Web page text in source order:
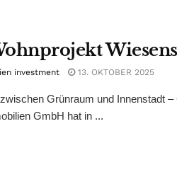
investment 13. OKTOBER 2025
Grünraum und Innenstadt
GmbH hat in ...